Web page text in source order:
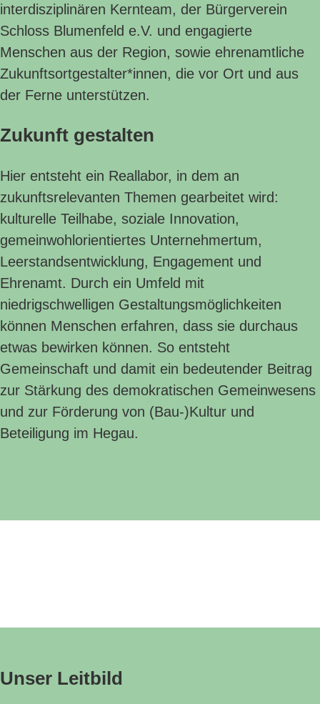
interdisziplinären Kernteam, der Bürgerverein
Schloss Blumenfeld e.V. und engagierte
Menschen aus der Region, sowie ehrenamtliche
Zukunftsortgestalter*innen, die vor Ort und aus
der Ferne unterstützen.
Zukunft gestalten
Hier entsteht ein Reallabor, in dem an
zukunftsrelevanten Themen gearbeitet wird:
kulturelle Teilhabe, soziale Innovation,
gemeinwohlorientiertes Unternehmertum,
Leerstandsentwicklung, Engagement und
Ehrenamt. Durch ein Umfeld mit
niedrigschwelligen Gestaltungsmöglichkeiten
können Menschen erfahren, dass sie durchaus
etwas bewirken können. So entsteht
Gemeinschaft und damit ein bedeutender Beitrag
zur Stärkung des demokratischen Gemeinwesens
und zur Förderung von (Bau-)Kultur und
Beteiligung im Hegau.
Unser Leitbild